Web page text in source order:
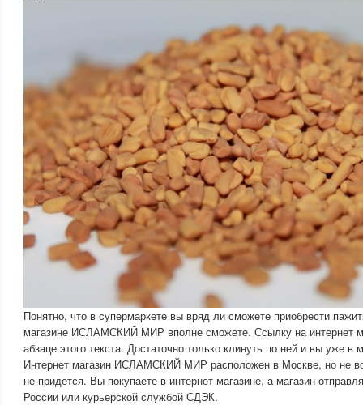
Понятно, что в супермаркете вы вряд ли сможете приобрести
магазине ИСЛАМСКИЙ МИР вполне сможете. Ссылку на интернет
абзаце этого текста. Достаточно только клинуть по ней и вы уже в
Интернет магазин ИСЛАМСКИЙ МИР расположен в Москве, но не
не придется. Вы покупаете в интернет магазине, а магазин
России или курьерской службой СДЭК.